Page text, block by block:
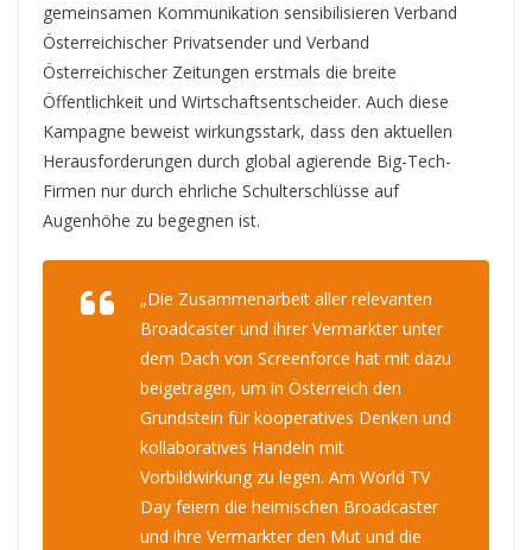
gemeinsamen Kommunikation sensibilisieren Verband
Österreichischer Privatsender und Verband
Österreichischer Zeitungen erstmals die breite
Öffentlichkeit und Wirtschaftsentscheider. Auch diese
Kampagne beweist wirkungsstark, dass den aktuellen
Herausforderungen durch global agierende Big-Tech-
Firmen nur durch ehrliche Schulterschlüsse auf
Augenhöhe zu begegnen ist.
„Die Zusammenarbeit aller relevanten
Broadcaster und ihrer Vermarkter unter
dem Dach von Screenforce hat mit dazu
beigetragen, um in Österreich den
Grundstein für kooperatives Denken und
kollaboratives Handeln mit
Vorbildwirkung zu legen. Am World TV
Day feiern die heimischen Broadcaster
und ihre Vermarkter den Mut und die